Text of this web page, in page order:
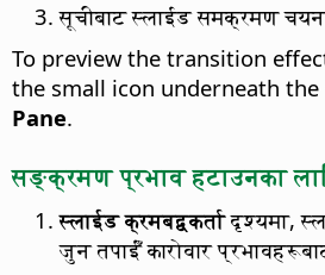
सूचीबाट स्लाईड समक्रमण चयन
To preview the transition
the small icon underneath
Pane.
सङ्क्रमण प्रभाव हटाउनका
स्लाईड क्रमबद्वकर्तादृश्यमा,
जुन तपाईँ कारोवार